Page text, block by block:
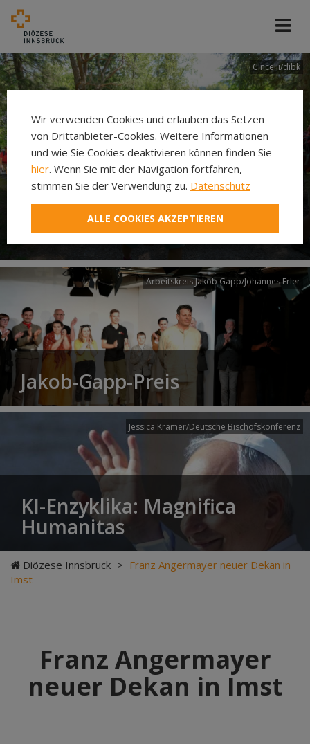
Cincelli/dibk
Neuer Pilgerweg Via
Laudato si’
Arbeitskreis Jakob Gapp/Johannes Erler
Jakob-Gapp-Preis
Jessica Krämer/Deutsche Bischofskonferenz
KI-Enzyklika: Magnifica
Humanitas
Diözese Innsbruck > Franz Angermayer neuer Dekan in
Imst
Franz Angermayer
neuer Dekan in Imst
Wir verwenden Cookies und erlauben das Setzen
von Drittanbieter-Cookies. Weitere Informationen
und wie Sie Cookies deaktivieren können finden Sie
hier. Wenn Sie mit der Navigation fortfahren,
stimmen Sie der Verwendung zu. Datenschutz
ALLE COOKIES AKZEPTIEREN